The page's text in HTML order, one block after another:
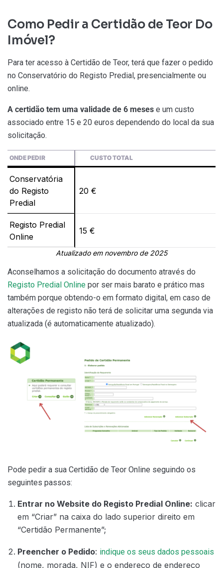
Como Pedir a Certidão de Teor Do
Imóvel?
Para ter acesso à Certidão de Teor, terá que fazer o pedido
no Conservatório do Registo Predial, presencialmente ou
online.
A certidão tem uma validade de 6 meses e um custo
associado entre 15 e 20 euros dependendo do local da sua
solicitação.
ONDE PEDIR CUSTO TOTAL
Conservatória
do Registo
Predial
20 €
Registo Predial
Online
15 €
Atualizado em novembro de 2025
Aconselhamos a solicitação do documento através do
Registo Predial Online por ser mais barato e prático mas
também porque obtendo-o em formato digital, em caso de
alterações de registo não terá de solicitar uma segunda via
atualizada (é automaticamente atualizado).
Pode pedir a sua Certidão de Teor Online seguindo os
seguintes passos:
Entrar no Website do Registo Predial Online: clicar
em “Criar” na caixa do lado superior direito em
“Certidão Permanente”;
Preencher o Pedido: indique os seus dados pessoais
(nome, morada, NIF) e o endereço de endereço